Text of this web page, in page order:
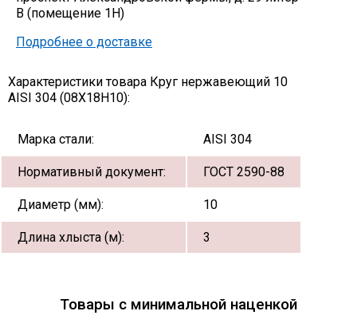
В (помещение 1Н)
Подробнее о доставке
Характеристики товара Круг нержавеющий 10
AISI 304 (08Х18Н10):
Марка стали: AISI 304
Нормативный документ: ГОСТ 2590-88
Диаметр (мм): 10
Длина хлыста (м): 3
Товары с минимальной наценкой